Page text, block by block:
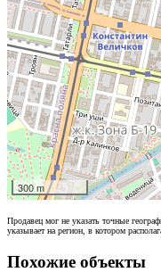
300 m
Продавец мог не указать точные
указывает на регион, в котором
Похожие объекты